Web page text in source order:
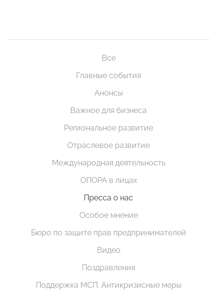
Все
Главные события
Анонсы
Важное для бизнеса
Региональное развитие
Отраслевое развитие
Международная деятельность
ОПОРА в лицах
Пресса о нас
Особое мнение
Бюро по защите прав предпринимателей
Видео
Поздравления
Поддержка МСП. Антикризисные меры